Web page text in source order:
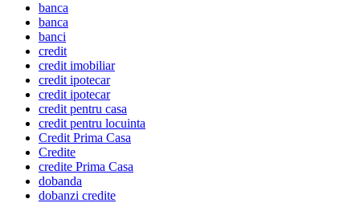
banca
banca
banci
credit
credit imobiliar
credit ipotecar
credit ipotecar
credit pentru casa
credit pentru locuinta
Credit Prima Casa
Credite
credite Prima Casa
dobanda
dobanzi credite